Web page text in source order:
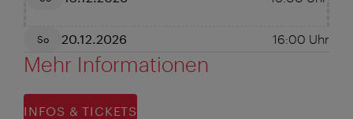
So 20.12.2026 16:00 Uhr
Mehr Informationen
INFOS & TICKETS